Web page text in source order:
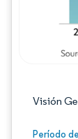
Visión
Período